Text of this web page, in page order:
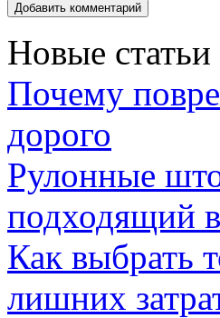
Новые статьи
Почему
дорого
Рулонные
подходящий
Как выбрать
лишних